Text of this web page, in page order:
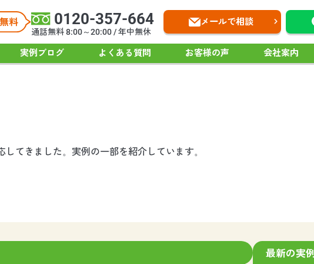
0120-357-664
通話無料 8:00～20:00 / 年中無休
メールで相談
実例ブログ よくある質問 お客様の声 会社案内
てきました。実例の一部を紹介しています。
最新の実例